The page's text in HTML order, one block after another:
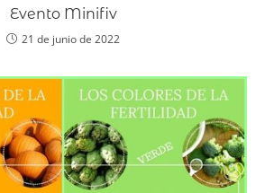
Evento Minifiv
21 de junio de 2022